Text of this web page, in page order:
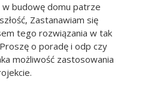
budowę domu patrze
Zastanawiam się
tego rozwiązania w tak
o poradę i odp czy
możliwość zastosowania